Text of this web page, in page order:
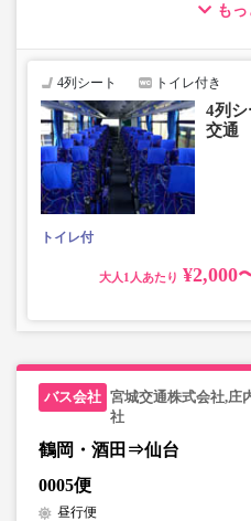
・車内トイレ完備で長旅でも
も
4列シート トイレ付き
4列
交通
トイレ付
大人 ¥2,000
宮城交通株式会社,庄
社
鶴岡・酒田⇒仙台
0005便
昼行便